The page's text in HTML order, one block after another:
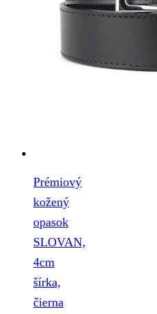
Prémiový
kožený
opasok
SLOVAN,
4cm
šírka,
čierna